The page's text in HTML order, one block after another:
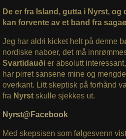
De er fra Island, gutta i Nyrst, og
kan forvente av et band fra
Jeg har aldri kicket helt på denne
nordiske naboer, det må
Svartidauðier absolutt
har pirret sansene mine og
overkant. Litt skeptisk på forhånd
fra Nyrst skulle sjekkes ut.
Nyrst@Facebook
Med skepsisen som følgesvenn